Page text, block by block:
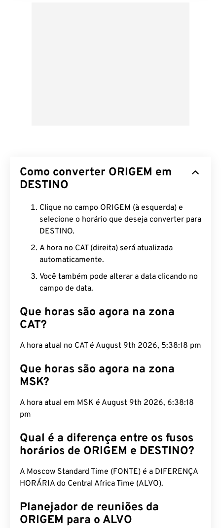
Como converter ORIGEM em
DESTINO
Clique no campo ORIGEM (à esquerda) e
selecione o horário que deseja converter para
DESTINO.
A hora no CAT (direita) será atualizada
automaticamente.
Você também pode alterar a data clicando no
campo de data.
Que horas são agora na zona
CAT?
A hora atual no CAT é August 9th 2026, 5:38:19 pm
Que horas são agora na zona
MSK?
A hora atual em MSK é August 9th 2026, 6:38:19
pm
Qual é a diferença entre os fusos
horários de ORIGEM e DESTINO?
A Moscow Standard Time (FONTE) é a DIFERENÇA
HORÁRIA do Central Africa Time (ALVO).
Planejador de reuniões da
ORIGEM para o ALVO